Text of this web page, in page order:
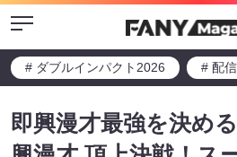
Menu
# ダブルインパクト2026 # 配
即興漫才最強を決め